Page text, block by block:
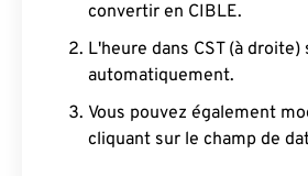
convertir en CIBLE.
L'heure dans CST (à
automatiquement.
Vous pouvez également
cliquant sur le champ de